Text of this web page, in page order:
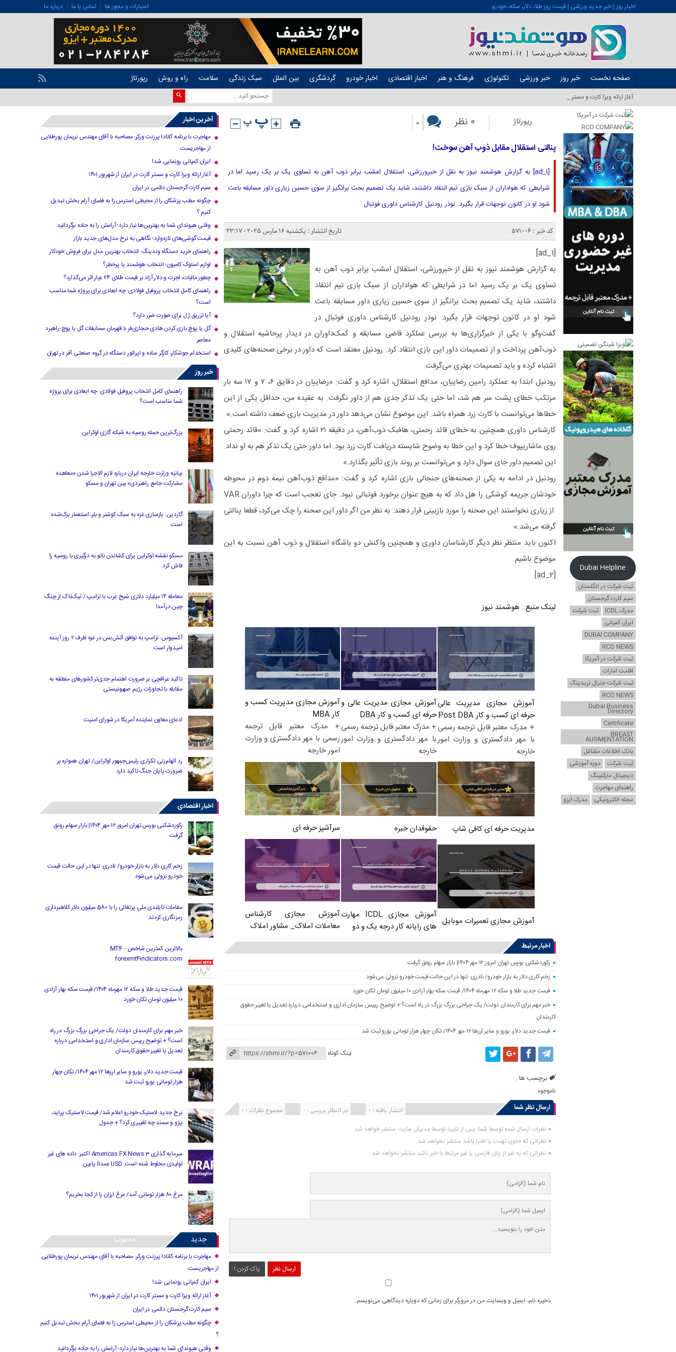
اخبار روز | خبر جدید ورزشی | قیمت روز طلا، دلار، سکه، خودرو اعتبارات و مجوز ها تماس با ما درباره ما
صفحه نخست خبر روز خبر ورزشی تکنولوژی فرهنگ و هنر اخبار اقتصادی اخبار خودرو گردشگری بین الملل سبک زندگی سلامت راه و روش رپورتاژ
آغاز ارائه ویزا کارت و مستر کارت در ایرا_
رپورتاژ 0 نظر -
پنالتی استقلال مقابل ذوب آهن سوخت!
[ad_1] به گزارش هوشمند نیوز به نقل از خبرورزشی، استقلال امشب برابر ذوب آهن به تساوی یک بر یک رسید اما در
شرایطی که هواداران از سبک بازی تیم انتقاد داشتند، شاید یک تصمیم بحث برانگیز از سوی حسین زیاری داور مسابقه باعث
شود او در کانون توجهات قرار بگیرد. نوذر رودنیل کارشناس داوری فوتبال
کد خبر : 571006 تاریخ انتشار : یکشنبه 16 مارس 2025 - 23:17
[ad_1]
به گزارش هوشمند نیوز به نقل از خبرورزشی، استقلال امشب برابر ذوب آهن به
تساوی یک بر یک رسید اما در شرایطی که هواداران از سبک بازی تیم انتقاد
داشتند، شاید یک تصمیم بحث برانگیز از سوی حسین زیاری داور مسابقه باعث
شود او در کانون توجهات قرار بگیرد. نوذر رودنیل کارشناس داوری فوتبال در
گفت‌وگو با یکی از خبرگزاری‌ها به بررسی عملکرد قاضی مسابقه و کمک‌داوران در دیدار پرحاشیه استقلال و
ذوب‌آهن پرداخت و از تصمیمات داور این بازی انتقاد کرد. رودنیل معتقد است که داور در برخی صحنه‌های کلیدی
اشتباه کرده و باید تصمیمات بهتری می‌گرفت.
رودنیل ابتدا به عملکرد رامین رضاییان، مدافع استقلال، اشاره کرد و گفت: «رضاییان در دقایق ۶، ۷ و ۱۷ سه بار
مرتکب خطای پشت سر هم شد، اما حتی یک تذکر جدی هم از داور نگرفت. به عقیده من، حداقل یکی از این
خطاها می‌توانست با کارت زرد همراه باشد. این موضوع نشان می‌دهد داور در مدیریت بازی ضعف داشته است.»
کارشناس داوری همچنین به خطای قائد رحمتی، هافبک ذوب‌آهن، در دقیقه ۲۱ اشاره کرد و گفت: «قائد رحمتی
روی ماشاریپوف خطا کرد و این خطا به وضوح شایسته دریافت کارت زرد بود. اما داور حتی یک تذکر هم به او نداد.
این تصمیم داور جای سوال دارد و می‌توانست بر روند بازی تأثیر بگذارد.»
رودنیل در ادامه به یکی از صحنه‌های جنجالی بازی اشاره کرد و گفت: «مدافع ذوب‌آهن نیمه دوم در محوطه
خودشان جریمه کوشکی را هل داد که به هیچ عنوان برخورد فوتبالی نبود. جای تعجب است که چرا داوران VAR
از زیاری نخواستند این صحنه را مورد بازبینی قرار دهند. به نظر من اگر داور این صحنه را چک می‌کرد، قطعا پنالتی
گرفته می‌شد.»
اکنون باید منتظر نظر دیگر کارشناسان داوری و همچنین واکنش دو باشگاه استقلال و ذوب آهن نسبت به این
موضوع باشیم.
[ad_2]
لینک منبع : هوشمند نیوز
آموزش مجازی مدیریت عالی
حرفه ای کسب و کار Post DBA
+ مدرک معتبر قابل ترجمه رسمی
با مهر دادگستری و وزارت امور
خارجه
آموزش مجازی مدیریت عالی و
حرفه ای کسب و کار DBA
+ مدرک معتبر قابل ترجمه رسمی
با مهر دادگستری و وزارت امور
خارجه
آموزش مجازی مدیریت کسب و
کار MBA
+ مدرک معتبر قابل ترجمه
رسمی با مهر دادگستری و وزارت
امور خارجه
مدیریت حرفه ای کافی شاپ حقوقدان خبره سرآشپز حرفه ای
آموزش مجازی تعمیرات موبایل
آموزش مجازی ICDL مهارت
های رایانه کار درجه یک و دو
آموزش مجازی کارشناس
معاملات املاک_ مشاور املاک
اخبار مرتبط
رکوردشکنی بورس تهران امروز ۱۲ مهر ۱۴۰۴| بازار سهام رونق گرفت
زخم کاری دلار به بازار خودرو/ نادری: تنها در این حالت قیمت خودرو نزولی می‌شود
قیمت جدید طلا و سکه ۱۲ مهرماه ۱۴۰۴/ قیمت سکه بهار آزادی ۱۰ میلیون تومان تکان خورد
خبر مهم برای کارمندان دولت/ یک جراحی بزرگ بزرگ در راه است؟ + توضیح رییس سازمان اداری و استخدامی درباره تعدیل یا تغییر حقوق
کارمندان
قیمت جدید دلار، یورو و سایر ارزها ۱۲ مهر ۱۴۰۴/ تکان چهار هزار تومانی یورو ثبت شد
لینک کوتاه
برچسب ها :
ناموجود
ارسال نظر شما مجموع نظرات : 0 در انتظار بررسی : 0 انتشار یافته : 0
نظرات ارسال شده توسط شما، پس از تایید توسط مدیران سایت منتشر خواهد شد.
نظراتی که حاوی تهمت یا افترا باشد منتشر نخواهد شد.
نظراتی که به غیر از زبان فارسی یا غیر مرتبط با خبر باشد منتشر نخواهد شد.
ارسال نظر پاک کردن !
ذخیره نام، ایمیل و وبسایت من در مرورگر برای زمانی که دوباره دیدگاهی می‌نویسم.
Dubai Helpline
ثبت شرکت در انگلستان
سیم کارت گرجستان
مدرک ICDL
ثبت شرکت
ایران کمپانی
DUBAI COMPANY
RCO NEWS
ثبت شرکت در آمریکا
اقامت امارات
ثبت شرکت جنرال تریدینگ
RCO NEWS
Dubai Business
Directory
Certificate
BREAST
AUGMENTATION
بانک اطلاعات مشاغل
ثبت شرکت
دوره آموزشی
دیجیتال مارکتینگ
راهنمای مهاجرت
مجله الکترونیکی
مدرک ایزو
آخرین اخبار
مهاجرت با برنامه کانادا پرزنت ورکر: مصاحبه با آقای مهندس نریمان پورطلایی
از مهاجریست
ایران کمپانی رونمایی شد!
آغاز ارائه ویزا کارت و مستر کارت در ایران از شهریور ۱۴۰۱
سیم کارت گرجستان دائمی در ایران
چگونه مطب پزشکان را از محیطی استرس زا به فضای آرام بخش تبدیل
کنیم ؟
وقتی هیوندای شما به بهترین‌ها نیاز دارد؛ آرامش را به جاده برگردانید
قیمت گوشی‌های تازه‌وارد؛ نگاهی به نرخ مدل‌های جدید بازار
راهنمای خرید دستگاه وندینگ: انتخاب بهترین مدل برای فروش خودکار
لوازم استوک کامیون؛ انتخاب هوشمند یا پرخطر؟
چطور مالیات، اجرت و دلار آزاد بر قیمت طلای ۲۴ عیار اثر می‌گذارد؟
راهنمای کامل انتخاب پروفیل فولادی: چه ابعادی برای پروژه شما مناسب
است؟
آیا تزریق ژل برای صورت ضرر دارد​؟
گل یا پوچ بازی کردن هادی حجازی‌فر با قهرمان مسابقات گل یا پوچ-راهبرد
معاصر
استخدام جوشکار، کارگر ساده و اپراتور دستگاه در گروه صنعتی آفر در تهران
خبر روز
راهنمای کامل انتخاب پروفیل فولادی: چه ابعادی برای پروژه
شما مناسب است؟
بزرگ‌ترین حمله روسیه به شبکه گازی اوکراین
بیانیه وزارت خارجه ایران درباره لازم‌ الاجرا شدن «معاهده
مشارکت جامع راهبردی» بین تهران و مسکو
گاردین: بازسازی غزه به سبک کوشنر و بلر، استعمار بزک‌شده
است
مسکو نقشه اوکراین برای کشاندن ناتو به درگیری با روسیه را
فاش کرد
معامله ۱۴ میلیارد دلاری شیخ عرب با ترامپ / تیک‌تاک از چنگ
چین درآمد!
آکسیوس: ترامپ به توافق آتش‌بس در غزه ظرف ۲ روز آینده
امیدوار است
تاکید عراقچی بر ضرورت اهتمام جدی‌تر کشورهای منطقه به
مقابله با تجاوزات رژیم صهیونیستی
ادعای معاون نماینده آمریکا در شورای امنیت
رد اتهام‌زنی تکراری رئیس‌جمهور اوکراین/ تهران همواره بر
ضرورت پایان جنگ تاکید دارد
اخبار اقتصادی
رکوردشکنی بورس تهران امروز ۱۲ مهر ۱۴۰۴| بازار سهام رونق
گرفت
زخم کاری دلار به بازار خودرو/ نادری: تنها در این حالت قیمت
خودرو نزولی می‌شود
مقامات تایلندی ملی پرتغالی را با 580 میلیون دلار کلاهبرداری
رمزنگاری کردند
بالاترین کمترین شاخص MT4 –
forexmt4indicators.com
قیمت جدید طلا و سکه ۱۲ مهرماه ۱۴۰۴/ قیمت سکه بهار آزادی
۱۰ میلیون تومان تکان خورد
خبر مهم برای کارمندان دولت/ یک جراحی بزرگ بزرگ در راه
است؟ + توضیح رییس سازمان اداری و استخدامی درباره
تعدیل یا تغییر حقوق کارمندان
قیمت جدید دلار، یورو و سایر ارزها ۱۲ مهر ۱۴۰۴/ تکان چهار
هزار تومانی یورو ثبت شد
نرخ جدید لاستیک خودرو اعلام شد/ قیمت لاستیک پراید،
پژو و سمند چه تغییری کرد؟ + جدول
سرمایه گذاری Americas FX News 3 اکتبر: داده های غیر
تولیدی مخلوط شده است. USD عمدتا پایین.
مرغ ۸۰ هزار تومانی آمد/ مرغ ارزان را از کجا بخریم؟
جدید محبوب
مهاجرت با برنامه کانادا پرزنت ورکر: مصاحبه با آقای مهندس نریمان پورطلایی
از مهاجریست
ایران کمپانی رونمایی شد!
آغاز ارائه ویزا کارت و مستر کارت در ایران از شهریور ۱۴۰۱
سیم کارت گرجستان دائمی در ایران
چگونه مطب پزشکان را از محیطی استرس زا به فضای آرام بخش تبدیل کنیم
؟
وقتی هیوندای شما به بهترین‌ها نیاز دارد؛ آرامش را به جاده برگردانید